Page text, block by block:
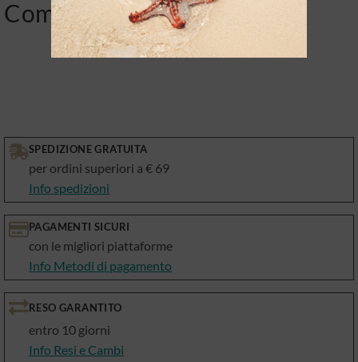
Come valutano Nutrishop
SPEDIZIONE GRATUITA
per ordini superiori a € 69
Info spedizioni
PAGAMENTI SICURI
con le migliori piattaforme
Info Metodi di pagamento
RESO GARANTITO
entro 10 giorni
Info Resi e Cambi